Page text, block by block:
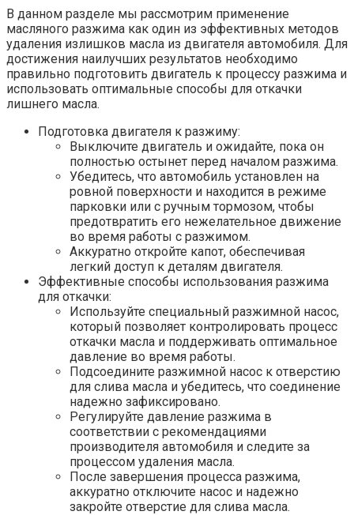
В данном разделе мы рассмотрим применение
масляного разжима как один из эффективных методов
удаления излишков масла из двигателя автомобиля. Для
достижения наилучших результатов необходимо
правильно подготовить двигатель к процессу разжима и
использовать оптимальные способы для откачки
лишнего масла.
Подготовка двигателя к разжиму:
Выключите двигатель и ожидайте, пока он
полностью остынет перед началом разжима.
Убедитесь, что автомобиль установлен на
ровной поверхности и находится в режиме
парковки или с ручным тормозом, чтобы
предотвратить его нежелательное движение
во время работы с разжимом.
Аккуратно откройте капот, обеспечивая
легкий доступ к деталям двигателя.
Эффективные способы использования разжима
для откачки:
Используйте специальный разжимной насос,
который позволяет контролировать процесс
откачки масла и поддерживать оптимальное
давление во время работы.
Подсоедините разжимной насос к отверстию
для слива масла и убедитесь, что соединение
надежно зафиксировано.
Регулируйте давление разжима в
соответствии с рекомендациями
производителя автомобиля и следите за
процессом удаления масла.
После завершения процесса разжима,
аккуратно отключите насос и надежно
закройте отверстие для слива масла.